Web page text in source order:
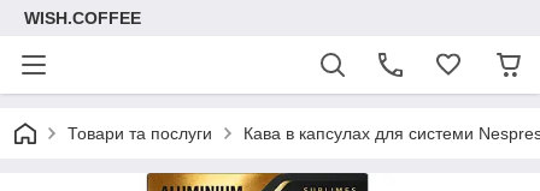
WISH.COFFEE
Товари та послуги Кава в капсулах для системи